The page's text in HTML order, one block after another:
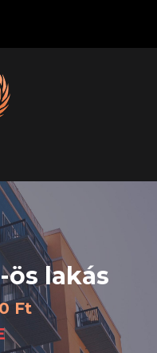
ös lakás
Ft